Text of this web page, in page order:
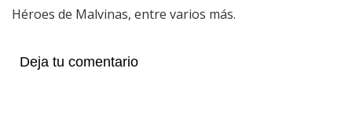
Héroes de Malvinas, entre varios más.
Deja tu comentario